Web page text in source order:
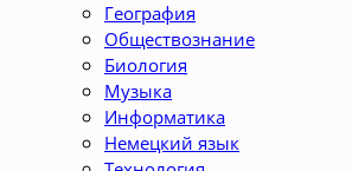
География
Обществознание
Биология
Музыка
Информатика
Немецкий язык